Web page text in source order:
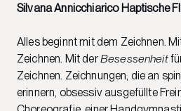
Silvana Annicchiarico Haptische
Alles beginnt mit dem Zeichnen.
Zeichnen. Mit derBesessenheit
Zeichnen. Zeichnungen, die an
erinnern, obsessiv ausgefüllte